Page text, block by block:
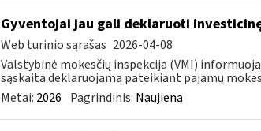
Gyventojai jau gali deklaruoti
Web turinio sąrašas 2026-04-08
Valstybinė mokesčių inspekcija (VMI)
sąskaita deklaruojama pateikiant pajamų
Metai: 2026 Pagrindinis: Naujiena